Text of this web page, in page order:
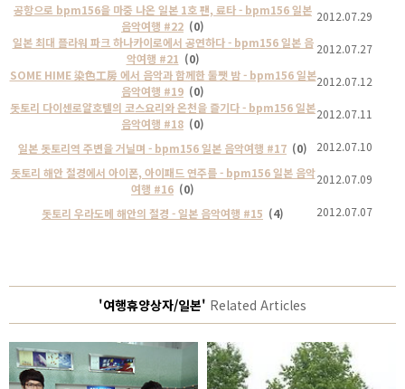
공항으로 bpm156을 마중 나온 일본 1호 팬, 료타 - bpm156 일본
음악여행 #22 (0)
2012.07.29
일본 최대 플라워 파크 하나카이로에서 공연하다 - bpm156 일본 음
악여행 #21 (0)
2012.07.27
SOME HIME 染色工房 에서 음악과 함께한 둘쨋 밤 - bpm156 일본
음악여행 #19 (0)
2012.07.12
돗토리 다이센로얄호텔의 코스요리와 온천을 즐기다 - bpm156 일본
음악여행 #18 (0)
2012.07.11
일본 돗토리역 주변을 거닐며 - bpm156 일본 음악여행 #17 (0)
2012.07.10
돗토리 해안 절경에서 아이폰, 아이패드 연주를 - bpm156 일본 음악
여행 #16 (0)
2012.07.09
돗토리 우라도메 해안의 절경 - 일본 음악여행 #15 (4) 2012.07.07
'여행휴양상자/일본' Related Articles